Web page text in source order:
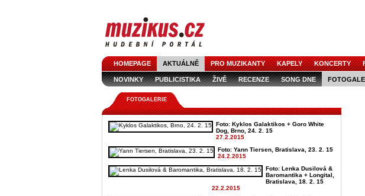
HOMEPAGE AKTUÁLNĚ PRO MUZIKANTY KAPELY KONCERTY
NOVINKY PUBLICISTIKA ŽIVĚ RECENZE SONG DNE
FOTOGALERIE
Foto: Kyklos Galaktikos + Goro White
Dog, Brno, 24. 2. 15
27.2.2015
Foto: Yann Tiersen, Bratislava, 23. 2. 15
24.2.2015
Foto: Lenka Dusilová &
Baromantika + Longital,
Bratislava, 18. 2. 15
22.2.2015